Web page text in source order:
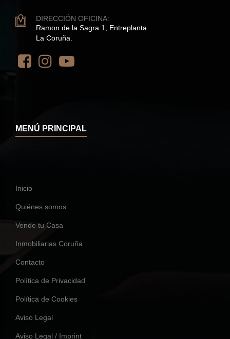
DIRECCIÓN OFICINA:
Ramon de la Sagra 1, Entreplanta
La Coruña.
MENÚ PRINCIPAL
Inicio
Quiénes somos
Vende tu Casa
Inmobiliarias Coruña
Contacto
Política de Privacidad
Política de Cookies
Aviso Legal
Aviso Legal / Imprint